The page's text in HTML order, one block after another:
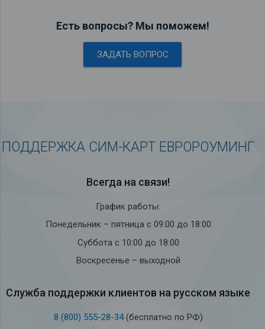
Есть вопросы? Мы поможем!
ЗАДАТЬ ВОПРОС
ПОДДЕРЖКА СИМ-КАРТ ЕВРОРОУМИНГ
Всегда на связи!
График работы:
Понедельник – пятница с 09:00 до 18:00
Суббота с 10:00 до 18:00
Воскресенье – выходной
Служба под­держки кли­ен­тов на рус­ском языке
8 (800) 555-28-34(бесплатно по РФ)